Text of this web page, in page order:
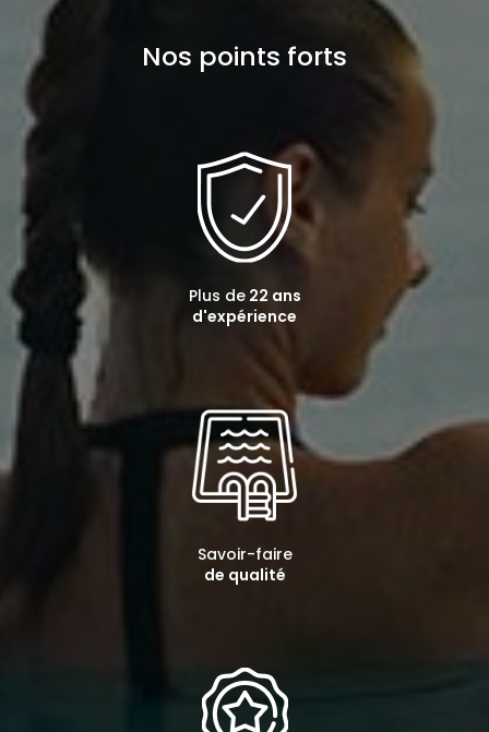
Nos points forts
Plus de22 ans
d'expérience
Savoir-faire
de qualité